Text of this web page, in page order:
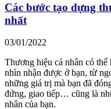
Các bước tạo dựng
nhất
03/01/2022
Thương hiệu cá nhân có
nhìn nhận được ở bạn, từ
những giá trị mà bạn đã
đứng, giao tiếp… cũng là
nhân của bạn.